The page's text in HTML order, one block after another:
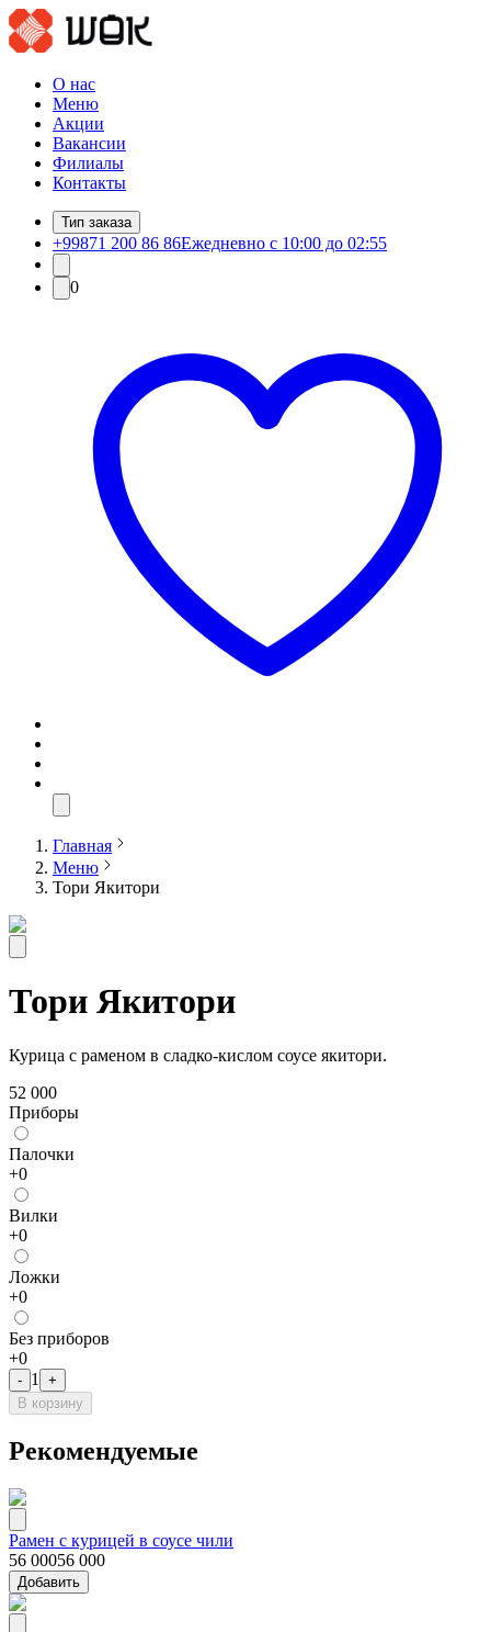
О нас
Меню
Акции
Вакансии
Филиалы
Контакты
Тип заказа
+99871 200 86 86Ежедневно с 10:00 до 02:55
0
Главная
Меню
Тори Якитори
Тори Якитори
Курица с раменом в сладко-кислом соусе якитори.
52 000
Приборы
Палочки
+0
Bилки
+0
Лoжки
+0
Без приборов
+0
- 1
+
В корзину
Рекомендуемые
Рамен с курицей в соусе чили
56 00056 000
Добавить